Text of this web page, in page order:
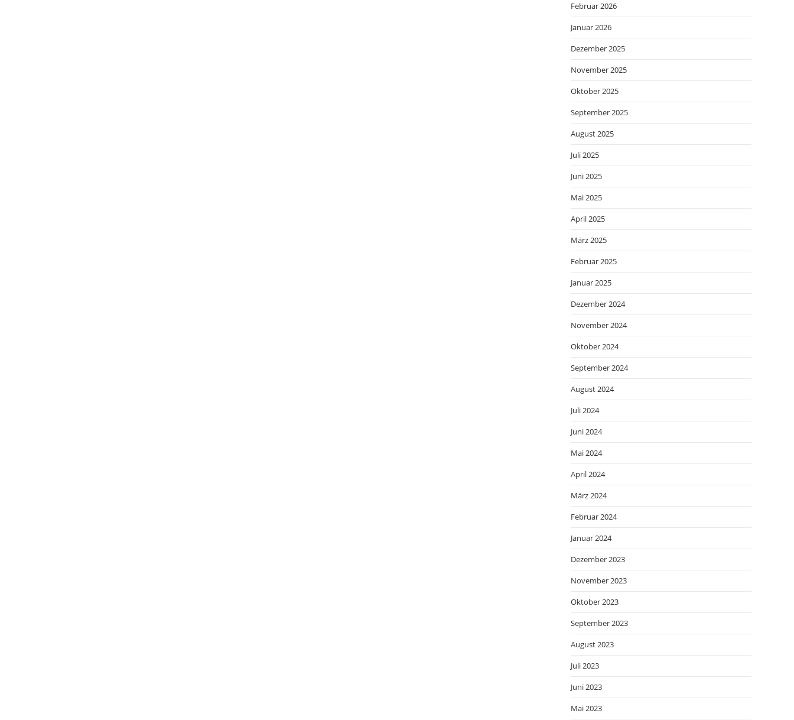
Februar 2026
Januar 2026
Dezember 2025
November 2025
Oktober 2025
September 2025
August 2025
Juli 2025
Juni 2025
Mai 2025
April 2025
März 2025
Februar 2025
Januar 2025
Dezember 2024
November 2024
Oktober 2024
September 2024
August 2024
Juli 2024
Juni 2024
Mai 2024
April 2024
März 2024
Februar 2024
Januar 2024
Dezember 2023
November 2023
Oktober 2023
September 2023
August 2023
Juli 2023
Juni 2023
Mai 2023